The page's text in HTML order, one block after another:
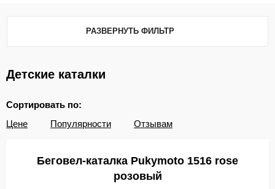
РАЗВЕРНУТЬ ФИЛЬТР
Детские каталки
Сортировать по:
Цене
Популярности Отзывам
Беговел-каталка Pukymoto 1516 rose
розовый